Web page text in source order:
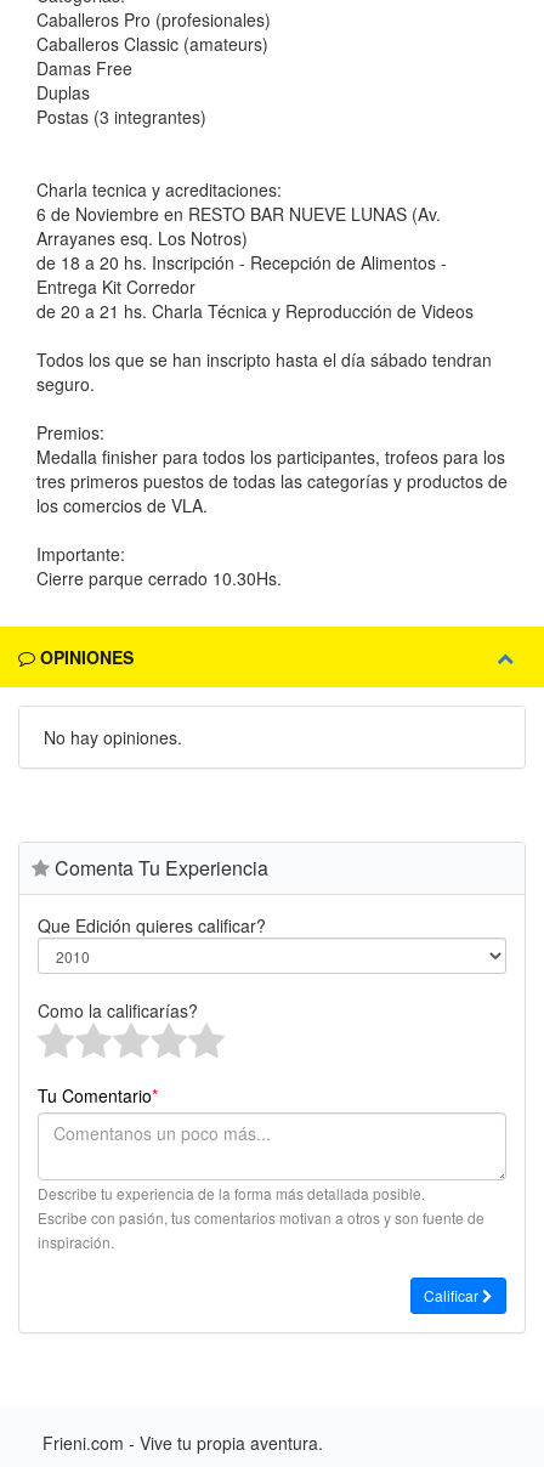
Caballeros Pro (profesionales)
Caballeros Classic (amateurs)
Damas Free
Duplas
Postas (3 integrantes)
Charla tecnica y acreditaciones:
6 de Noviembre en RESTO BAR NUEVE LUNAS (Av.
Arrayanes esq. Los Notros)
de 18 a 20 hs. Inscripción - Recepción de Alimentos -
Entrega Kit Corredor
de 20 a 21 hs. Charla Técnica y Reproducción de Videos
Todos los que se han inscripto hasta el día sábado tendran
seguro.
Premios:
Medalla finisher para todos los participantes, trofeos para los
tres primeros puestos de todas las categorías y productos de
los comercios de VLA.
Importante:
Cierre parque cerrado 10.30Hs.
OPINIONES
No hay opiniones.
Comenta Tu Experiencia
Que Edición quieres calificar?
Como la calificarías?
Tu Comentario*
Describe tu experiencia de la forma más detallada posible.
Escribe con pasión, tus comentarios motivan a otros y son fuente de
inspiración.
Calificar
Frieni.com - Vive tu propia aventura.